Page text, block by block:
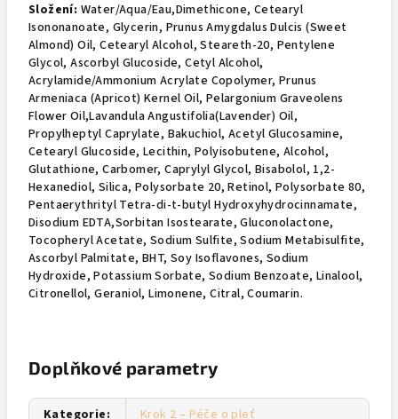
Složení: Water/Aqua/Eau,Dimethicone, Cetearyl
Isononanoate, Glycerin, Prunus Amygdalus Dulcis (Sweet
Almond) Oil, Cetearyl Alcohol, Steareth-20, Pentylene
Glycol, Ascorbyl Glucoside, Cetyl Alcohol,
Acrylamide/Ammonium Acrylate Copolymer, Prunus
Armeniaca (Apricot) Kernel Oil, Pelargonium Graveolens
Flower Oil,Lavandula Angustifolia(Lavender) Oil,
Propylheptyl Caprylate, Bakuchiol, Acetyl Glucosamine,
Cetearyl Glucoside, Lecithin, Polyisobutene, Alcohol,
Glutathione, Carbomer, Caprylyl Glycol, Bisabolol, 1,2-
Hexanediol, Silica, Polysorbate 20, Retinol, Polysorbate 80,
Pentaerythrityl Tetra-di-t-butyl Hydroxyhydrocinnamate,
Disodium EDTA,Sorbitan Isostearate, Gluconolactone,
Tocopheryl Acetate, Sodium Sulfite, Sodium Metabisulfite,
Ascorbyl Palmitate, BHT, Soy Isoflavones, Sodium
Hydroxide, Potassium Sorbate, Sodium Benzoate, Linalool,
Citronellol, Geraniol, Limonene, Citral, Coumarin.
Doplňkové parametry
Kategorie:
Krok 2 – Péče o pleť